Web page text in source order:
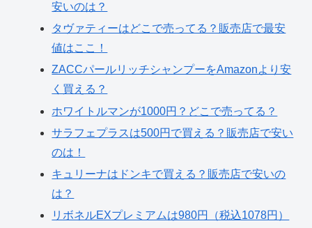
安いのは？
タヴァティーはどこで売ってる？販売店で最安
値はここ！
ZACCパールリッチシャンプーをAmazonより安
く買える？
ホワイトルマンが1000円？どこで売ってる？
サラフェプラスは500円で買える？販売店で安い
のは！
キュリーナはドンキで買える？販売店で安いの
は？
リボネルEXプレミアムは980円（税込1078円）